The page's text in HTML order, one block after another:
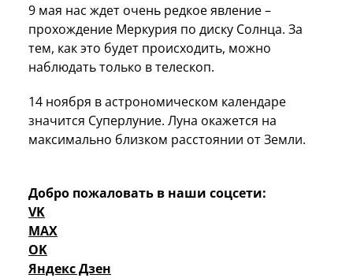
9 мая нас ждет очень редкое явление –
прохождение Меркурия по диску Солнца. За
тем, как это будет происходить, можно
наблюдать только в телескоп.
14 ноября в астрономическом календаре
значится Суперлуние. Луна окажется на
максимально близком расстоянии от Земли.
Добро пожаловать в наши соцсети:
VK
MAX
OK
Яндекс Дзен